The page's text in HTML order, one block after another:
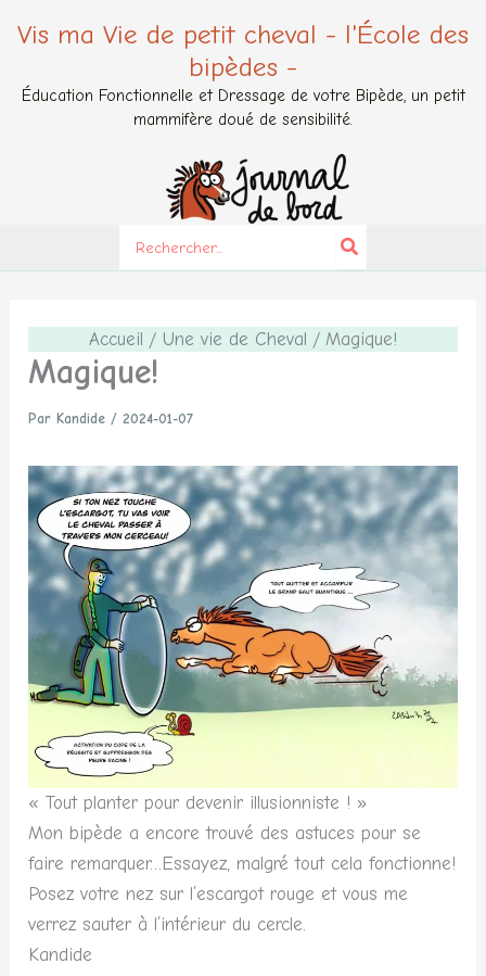
Vis ma Vie de petit cheval - l'École des
bipèdes -
Éducation Fonctionnelle et Dressage de votre Bipède, un petit
mammifère doué de sensibilité.
for:
Accueil Une vie de Cheval Magique!
Magique!
Par Kandide/2024-01-07
« Tout planter pour devenir illusionniste ! »
Mon bipède a encore trouvé des astuces pour se
faire remarquer…Essayez, malgré tout cela fonctionne!
Posez votre nez sur l’escargot rouge et vous me
verrez sauter à l’intérieur du cercle.
Kandide